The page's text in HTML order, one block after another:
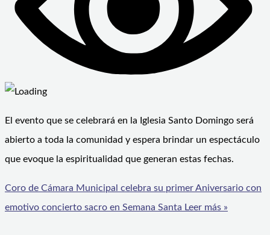
El evento que se celebrará en la Iglesia Santo Domingo será
abierto a toda la comunidad y espera brindar un espectáculo
que evoque la espiritualidad que generan estas fechas.
Coro de Cámara Municipal celebra su primer Aniversario con
emotivo concierto sacro en Semana Santa Leer más »